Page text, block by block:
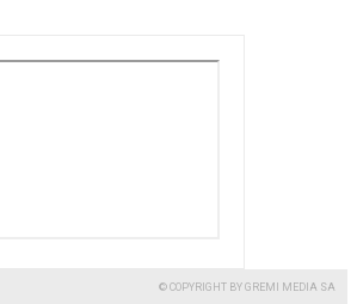
© COPYRIGHT BY GREMI MEDIA SA